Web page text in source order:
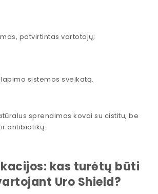
patvirtintas vartotojų;
sistemos sveikatą.
sprendimas kovai su cistitu, be
antibiotikų.
kas turėtų būti
Uro Shield?